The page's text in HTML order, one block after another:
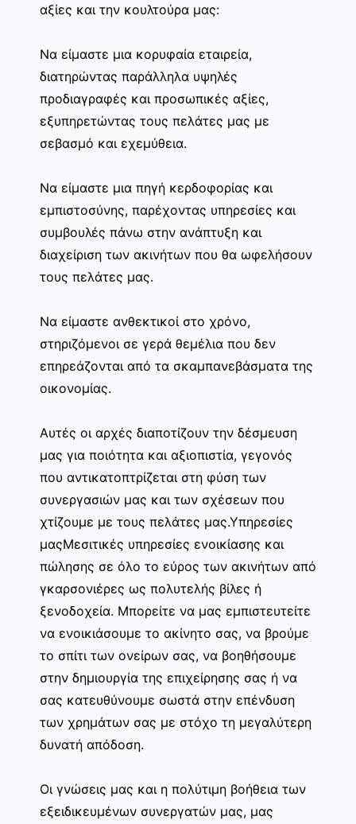
αξίες και την κουλτούρα μας:
Να είμαστε μια κορυφαία εταιρεία,
διατηρώντας παράλληλα υψηλές
προδιαγραφές και προσωπικές αξίες,
εξυπηρετώντας τους πελάτες μας με
σεβασμό και εχεμύθεια.
Να είμαστε μια πηγή κερδοφορίας και
εμπιστοσύνης, παρέχοντας υπηρεσίες και
συμβουλές πάνω στην ανάπτυξη και
διαχείριση των ακινήτων που θα ωφελήσουν
τους πελάτες μας.
Να είμαστε ανθεκτικοί στο χρόνο,
στηριζόμενοι σε γερά θεμέλια που δεν
επηρεάζονται από τα σκαμπανεβάσματα της
οικονομίας.
Αυτές οι αρχές διαποτίζουν την δέσμευση
μας για ποιότητα και αξιοπιστία, γεγονός
που αντικατοπτρίζεται στη φύση των
συνεργασιών μας και των σχέσεων που
χτίζουμε με τους πελάτες μας.Υπηρεσίες
μαςΜεσιτικές υπηρεσίες ενοικίασης και
πώλησης σε όλο το εύρος των ακινήτων από
γκαρσονιέρες ως πολυτελής βίλες ή
ξενοδοχεία. Μπορείτε να μας εμπιστευτείτε
να ενοικιάσουμε το ακίνητο σας, να βρούμε
το σπίτι των ονείρων σας, να βοηθήσουμε
στην δημιουργία της επιχείρησης σας ή να
σας κατευθύνουμε σωστά στην επένδυση
των χρημάτων σας με στόχο τη μεγαλύτερη
δυνατή απόδοση.
Οι γνώσεις μας και η πολύτιμη βοήθεια των
εξειδικευμένων συνεργατών μας, μας